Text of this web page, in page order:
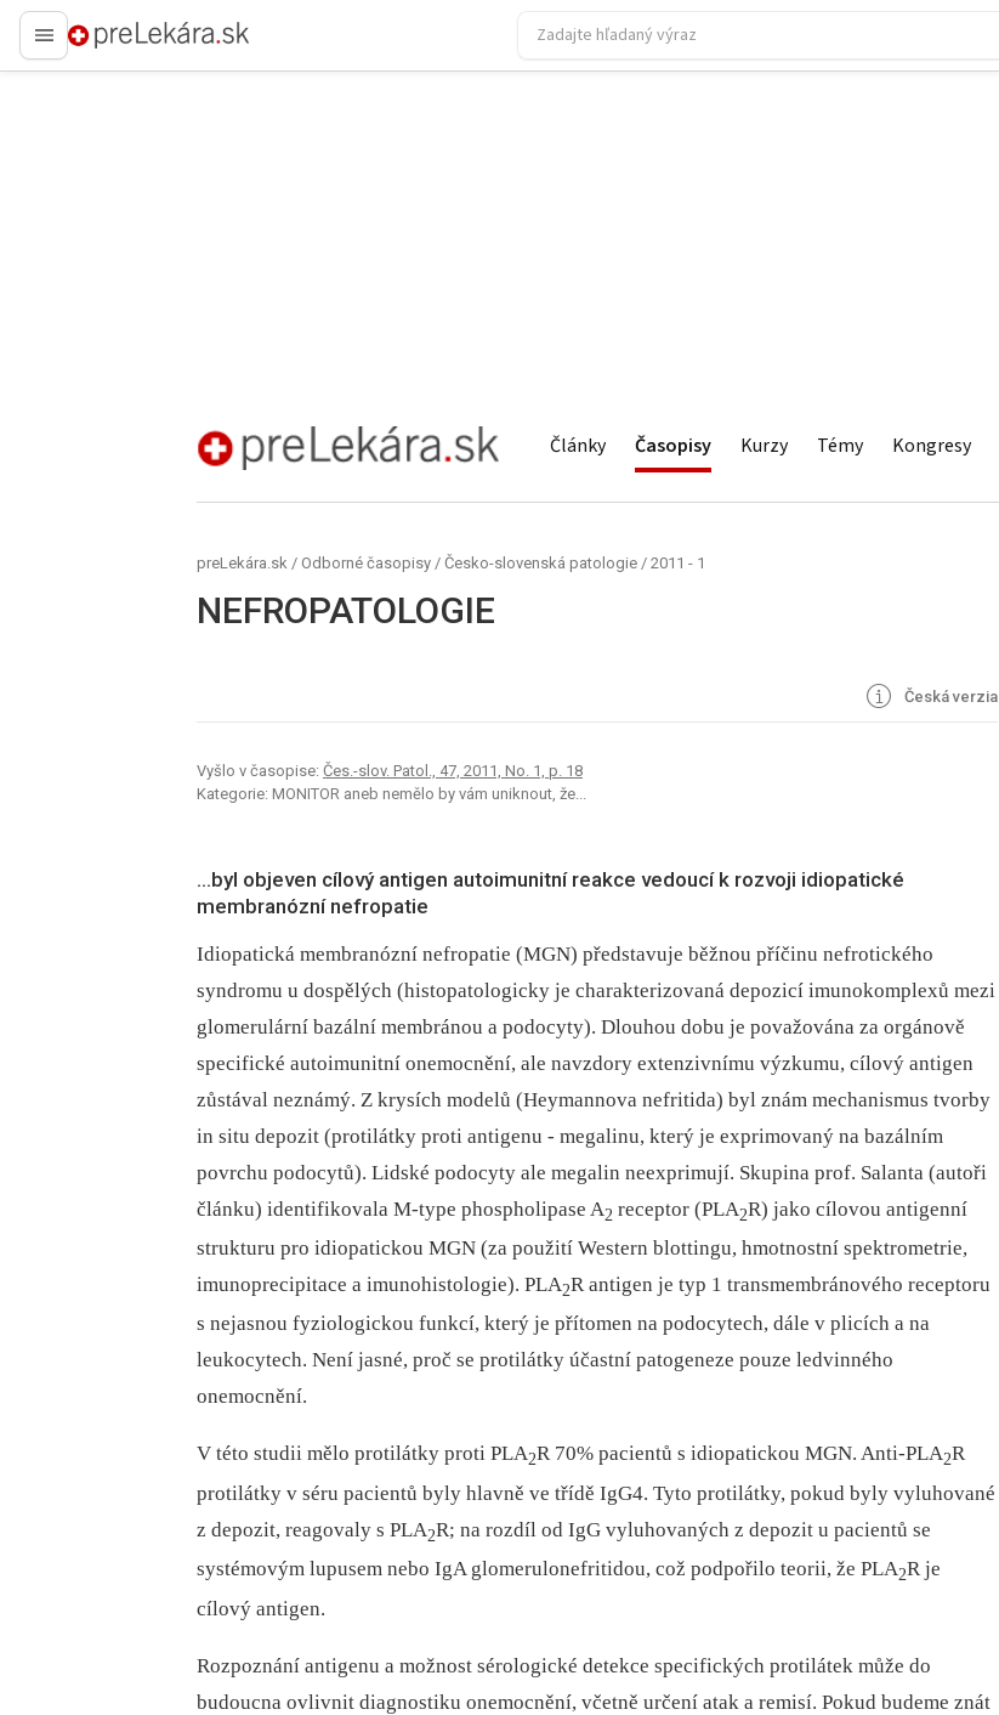
preLekára.sk
preLekára.sk Články Časopisy Kurzy Témy Kongresy
preLekára.sk / Odborné časopisy / Česko-slovenská patologie / 2011 - 1
NEFROPATOLOGIE
Česká verzia
Vyšlo v časopise: Čes.-slov. Patol., 47, 2011, No. 1, p. 18
Kategorie: MONITOR aneb nemělo by vám uniknout, že...
…byl objeven cílový antigen autoimunitní reakce vedoucí k rozvoji idiopatické
membranózní nefropatie
Idiopatická membranózní nefropatie (MGN) představuje běžnou příčinu nefrotického
syndromu u dospělých (histopatologicky je charakterizovaná depozicí imunokomplexů mezi
glomerulární bazální membránou a podocyty). Dlouhou dobu je považována za orgánově
specifické autoimunitní onemocnění, ale navzdory extenzivnímu výzkumu, cílový antigen
zůstával neznámý. Z krysích modelů (Heymannova nefritida) byl znám mechanismus tvorby
in situ depozit (protilátky proti antigenu -⁠ megalinu, který je exprimovaný na bazálním
povrchu podocytů). Lidské podocyty ale megalin neexprimují. Skupina prof. Salanta (autoři
článku) identifikovala M-type phospholipase A2 receptor (PLA2R) jako cílovou antigenní
strukturu pro idiopatickou MGN (za použití Western blottingu, hmotnostní spektrometrie,
imunoprecipitace a imunohistologie). PLA2R antigen je typ 1 transmembránového receptoru
s nejasnou fyziologickou funkcí, který je přítomen na podocytech, dále v plicích a na
leukocytech. Není jasné, proč se protilátky účastní patogeneze pouze ledvinného
onemocnění.
V této studii mělo protilátky proti PLA2R 70% pacientů s idiopatickou MGN. Anti-PLA2R
protilátky v séru pacientů byly hlavně ve třídě IgG4. Tyto protilátky, pokud byly vyluhované
z depozit, reagovaly s PLA2R; na rozdíl od IgG vyluhovaných z depozit u pacientů se
systémovým lupusem nebo IgA glomerulonefritidou, což podpořilo teorii, že PLA2R je
cílový antigen.
Rozpoznání antigenu a možnost sérologické detekce specifických protilátek může do
budoucna ovlivnit diagnostiku onemocnění, včetně určení atak a remisí. Pokud budeme znát